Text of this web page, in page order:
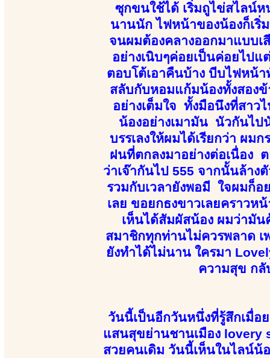
ซุกขนใช้ได้ เริ่มถูไข่สไลน์
นานนัก ไฟหน้าของน้องก็เริ่
จนผมต้องคลางออกมาแบบเ
อย่างเนิบๆค่อยเป็นค่อยไปแ
ตอบโต้เอาคืนบ้าง บีบไฟหน้
สลับกับหอมแก้มน้องทั้งสอง
อย่างเต็มใจ ทั้งมือนึงที่สาว
น้องอย่างเมามัน นัวกันไป
บรรเลงให้ผมได้เรียกว่า ผม
ฝนที่ตกลงมาอย่างต่อเนื่อง
ว่าเจ๊ากันไป 555 จากนั้นล้าง
รวมกับเวลายังพอมี ใจผมก็
เลย ขอยกธงขาวเลยคราวห
เห็นได้สัมผัสน้อง ผมว่ามั
สมาชิกทุกท่านไม่ควรพลาด เ
ยังทำได้ไม่นาน ใครมา
ความสุข กลั
วันนี้เป็นอีกวันหนึ่งที่รู้สึกเมื่อ
แสนสุขย่านชานเมือง lovery
สวยคนเดิม วันนี้เห็นในไลน์น้